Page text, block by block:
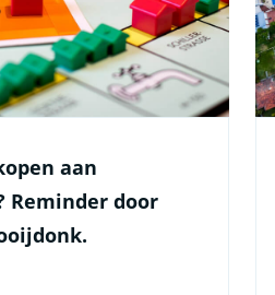
aan
Reminder door